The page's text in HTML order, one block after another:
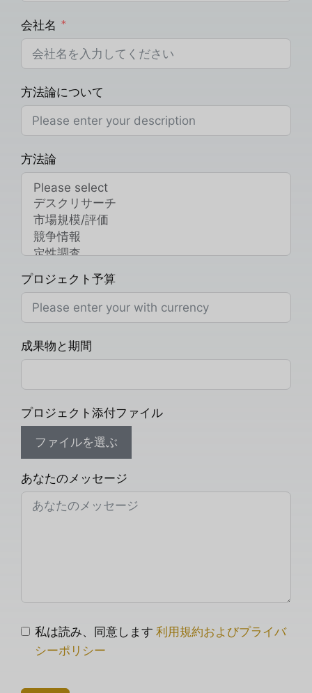
会社名
方法論について
方法論
プロジェクト予算
成果物と期間
プロジェクト添付ファイル
ファイルを選ぶ
あなたのメッセージ
私は読み、同意します 利用規約およびプライバ
シーポリシー